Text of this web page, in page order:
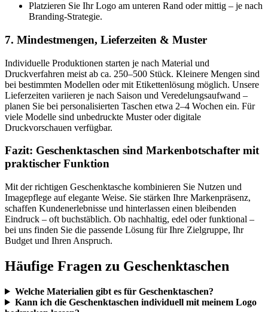
planen Sie bei personalisierten Taschen etwa 2–4 Wochen ein. Für
viele Modelle sind unbedruckte Muster oder digitale
praktischer Funktion
Mit der richtigen Geschenktasche kombinieren Sie Nutzen und
Imagepflege auf elegante Weise. Sie stärken Ihre Markenpräsenz,
schaffen Kundenerlebnisse und hinterlassen einen bleibenden
Eindruck – oft buchstäblich. Ob nachhaltig, edel oder funktional –
bei uns finden Sie die passende Lösung für Ihre Zielgruppe, Ihr
Budget und Ihren Anspruch.
Häufige Fragen zu Geschenktaschen
Welche Materialien gibt es für Geschenktaschen?
Kann ich die Geschenktaschen individuell mit meinem Logo
bedrucken lassen?
Welche Drucktechniken werden angeboten?
Gibt es auch fertig bedruckte Geschenktaschen?
bedruckten Taschen?
Wie lange dauert die Lieferung?
Welche Größen sind verfügbar?
Sind die Geschenktaschen nachhaltig oder recycelbar?